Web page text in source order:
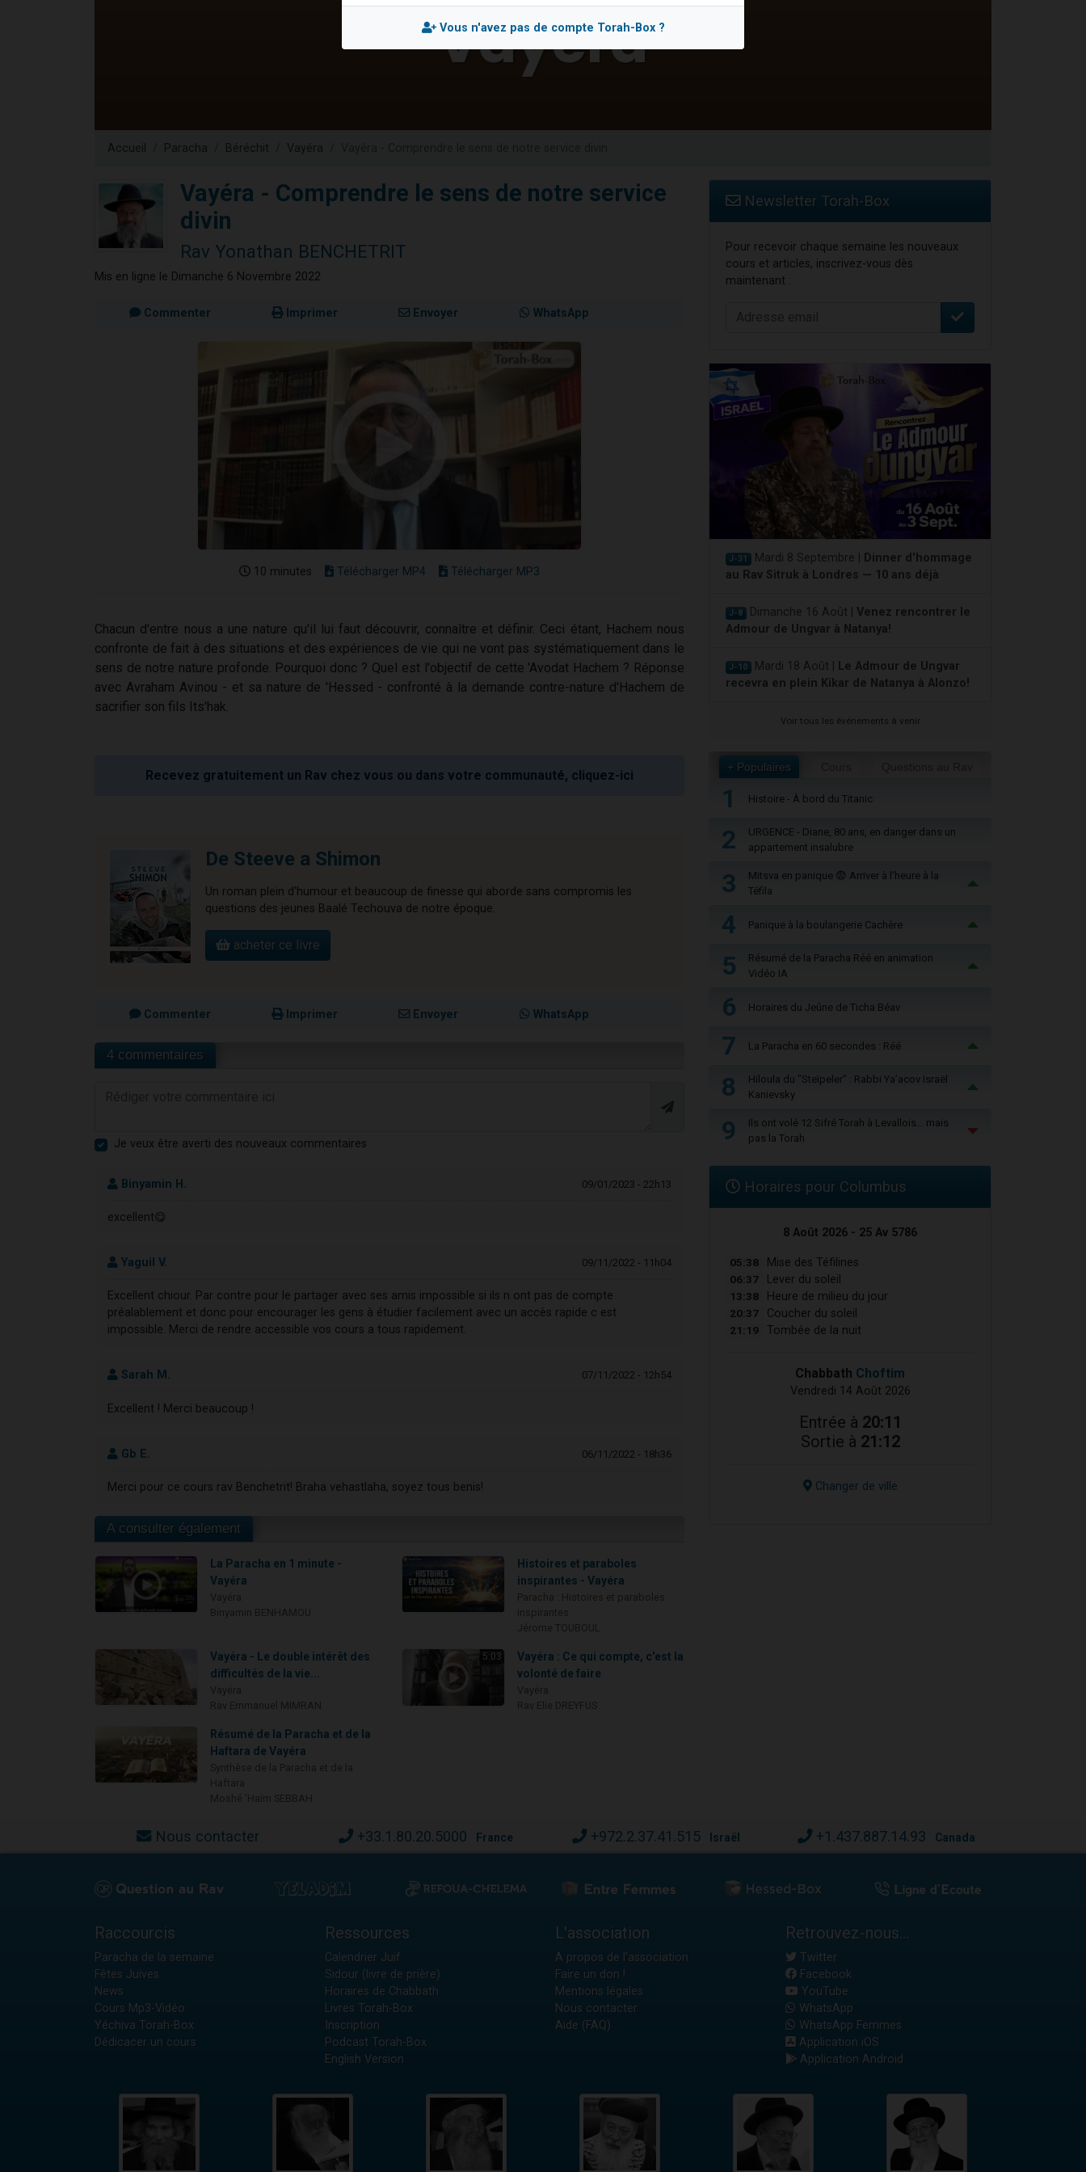
Il reste 49 places pour étudier en groupe sur Zoom
Accueil Paracha Béréchit Vayéra
Vayéra - Comprendre le sens de notre service
divin
Rav Yonathan BENCHETRIT
Mis en ligne le Dimanche 6 Novembre 2022
Commenter Imprimer Envoyer WhatsApp
10 minutes Télécharger MP4 Télécharger MP3
Chacun d'entre nous a une nature qu'il lui faut découvrir, connaître et définir. Ceci étant, Hachem nous
confronte de fait à des situations et des expériences de vie qui ne vont pas systématiquement dans le
sens de notre nature profonde. Pourquoi donc ? Quel est l'objectif de cette 'Avodat Hachem ? Réponse
avec Avraham Avinou - et sa nature de 'Hessed - confronté à la demande contre-nature d'Hachem de
sacrifier son fils Its'hak.
Recevez gratuitement un Rav chez vous ou dans votre communauté, cliquez-ici
De Steeve a Shimon
Un roman plein d'humour et beaucoup de finesse qui aborde sans compromis les
questions des jeunes Baalé Techouva de notre époque.
acheter ce livre
Commenter Imprimer Envoyer WhatsApp
4 commentaires
Je veux être averti des nouveaux commentaires
Binyamin H. 09/01/2023 - 22h13
excellent😋
Yaguil V. 09/11/2022 - 11h04
Excellent chiour. Par contre pour le partager avec ses amis impossible si ils n ont pas de compte
préalablement et donc pour encourager les gens à étudier facilement avec un accès rapide c est
impossible. Merci de rendre accessible vos cours a tous rapidement.
Sarah M. 07/11/2022 - 12h54
Excellent ! Merci beaucoup !
Gb E. 06/11/2022 - 18h36
Merci pour ce cours rav Benchetrit! Braha vehastlaha, soyez tous benis!
A consulter également
La Paracha en 1 minute -
Vayéra
Histoires et paraboles
inspirantes - Vayéra
Vayéra - Le double intérêt des
difficultés de la vie...
5:03
Vayéra : Ce qui compte, c'est la
volonté de faire
Résumé de la Paracha et de la
Haftara de Vayéra
Newsletter Torah-Box
Pour recevoir chaque semaine les nouveaux
cours et articles, inscrivez-vous dès
maintenant :
J-31 Mardi 8 Septembre |
Dinner d'hommage
au Rav Sitruk à Londres — 10 ans déjà
J-8 Dimanche 16 Août | Venez rencontrer le
Admour de Ungvar à Natanya!
J-10 Mardi 18 Août |
Le Admour de Ungvar
recevra en plein Kikar de Natanya à Alonzo!
Voir tous les événements à venir
+ Populaires
1 Histoire - À bord du Titanic
2
URGENCE - Diane, 80 ans, en danger dans un
appartement insalubre
3
Mitsva en panique 😨 Arriver à l'heure à la
Téfila
4 Panique à la boulangerie Cachère
5
Résumé de la Paracha Réé en animation
Vidéo IA
6 Horaires du Jeûne de Ticha Béav
7 La Paracha en 60 secondes : Réé
8
Hiloula du "Steïpeler" : Rabbi Ya’acov Israël
Kanievsky
9
Ils ont volé 12 Sifré Torah à Levallois… mais
pas la Torah
Horaires pour Columbus
8 Août 2026 - 25 Av 5786
05:38 Mise des Téfilines
06:37 Lever du soleil
13:38 Heure de milieu du jour
20:37 Coucher du soleil
21:19 Tombée de la nuit
Chabbath Choftim
Vendredi 14 Août 2026
Entrée à 20:11
Sortie à 21:12
Changer de ville
Nous contacter +33.1.80.20.5000 France +972.2.37.41.515 Israël +1.437.887.14.93 Canada
Raccourcis
Paracha de la semaine
Fêtes Juives
News
Cours Mp3-Vidéo
Yéchiva Torah-Box
Dédicacer un cours
Ressources
Calendrier Juif
Sidour (livre de prière)
Horaires de Chabbath
Livres Torah-Box
Inscription
Podcast Torah-Box
English Version
L'association
A propos de l'association
Faire un don !
Mentions légales
Nous contacter
Aide (FAQ)
Retrouvez-nous...
Twitter
Facebook
YouTube
WhatsApp
WhatsApp Femmes
Application iOS
Application Android
Vous n'avez pas de compte Torah-Box ?